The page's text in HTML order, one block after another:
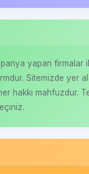
yapan firmalar
Sitemizde yer
hakkı mahfuzdur.